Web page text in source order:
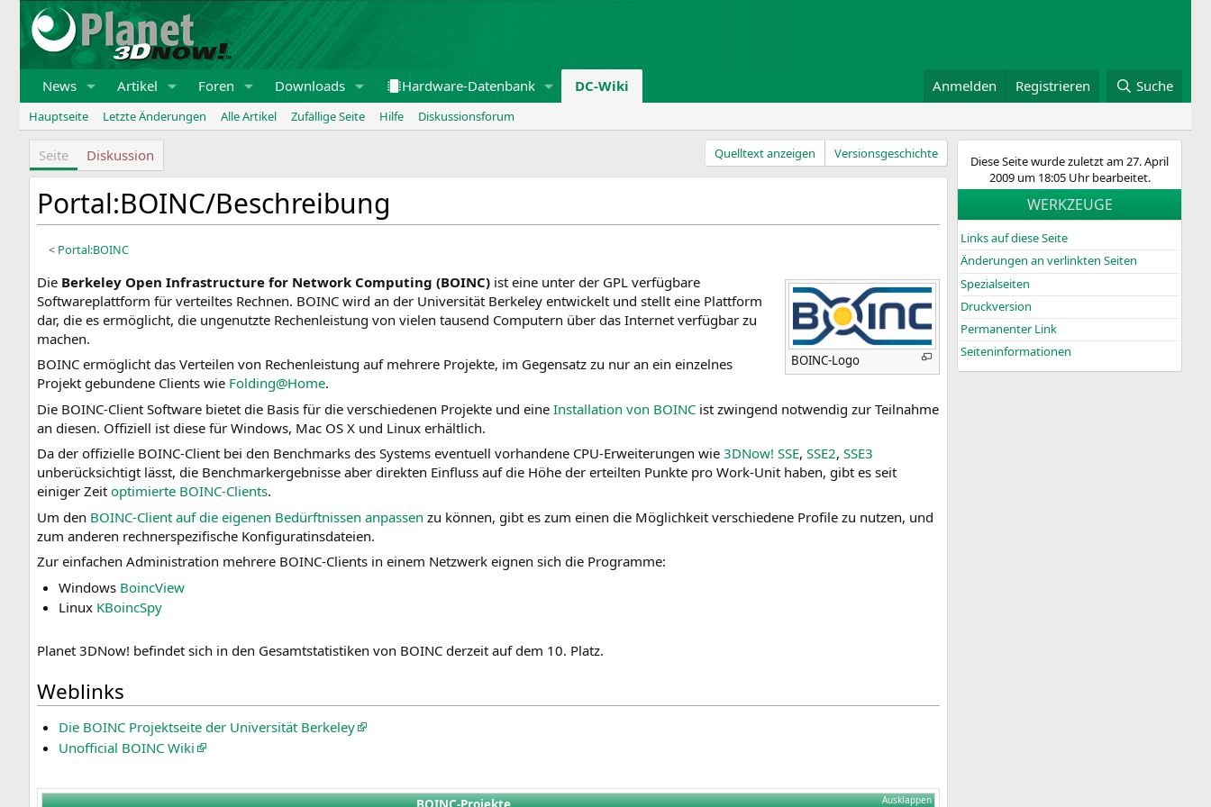
Zum
Inhalt
springen
News Artikel Foren Downloads Hardware-Datenbank DC-Wiki Anmelden Registrieren Suche
Hauptseite Letzte Änderungen Alle Artikel Zufällige Seite Hilfe Diskussionsforum
Seite Diskussion Quelltext anzeigen Versionsgeschichte
Portal:BOINC/Beschreibung
< Portal:BOINC
Z
u
r
N
a
v
i
g
a
t
i
o
s
p
r
n
n
Z
u
r
S
u
c
h
e
s
p
r
i
g
e
n
BOINC-Logo
Die Berkeley Open Infrastructure for Network Computing (BOINC) ist eine unter der GPL verfügbare
Softwareplattform für verteiltes Rechnen. BOINC wird an der Universität Berkeley entwickelt und stellt eine Plattform
dar, die es ermöglicht, die ungenutzte Rechenleistung von vielen tausend Computern über das Internet verfügbar zu
machen.
BOINC ermöglicht das Verteilen von Rechenleistung auf mehrere Projekte, im Gegensatz zu nur an ein einzelnes
Projekt gebundene Clients wie Folding@Home.
Die BOINC-Client Software bietet die Basis für die verschiedenen Projekte und eine Installation von BOINC ist zwingend notwendig zur Teilnahme
an diesen. Offiziell ist diese für Windows, Mac OS X und Linux erhältlich.
Da der offizielle BOINC-Client bei den Benchmarks des Systems eventuell vorhandene CPU-Erweiterungen wie 3DNow! SSE, SSE2, SSE3
unberücksichtigt lässt, die Benchmarkergebnisse aber direkten Einfluss auf die Höhe der erteilten Punkte pro Work-Unit haben, gibt es seit
einiger Zeit optimierte BOINC-Clients.
Um den BOINC-Client auf die eigenen Bedürftnissen anpassen zu können, gibt es zum einen die Möglichkeit verschiedene Profile zu nutzen, und
zum anderen rechnerspezifische Konfiguratinsdateien.
Zur einfachen Administration mehrere BOINC-Clients in einem Netzwerk eignen sich die Programme:
Windows BoincView
Linux KBoincSpy
Planet 3DNow! befindet sich in den Gesamtstatistiken von BOINC derzeit auf dem 10. Platz.
Weblinks
Die BOINC Projektseite der Universität Berkeley
Unofficial BOINC Wiki
Ausklappen
Diese Seite wurde zuletzt am 27. April
2009 um 18:05 Uhr bearbeitet.
WERKZEUGE
Links auf diese Seite
Änderungen an verlinkten Seiten
Spezialseiten
Druckversion
Permanenter Link
Seiten­­informationen